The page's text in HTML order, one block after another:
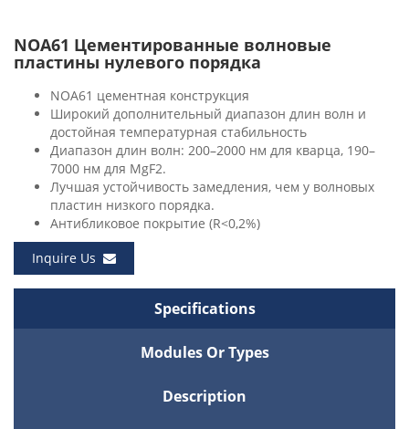
NOA61 Цементированные волновые
пластины нулевого порядка
NOA61 цементная конструкция
Широкий дополнительный диапазон длин волн и
достойная температурная стабильность
Диапазон длин волн: 200–2000 нм для кварца, 190–
7000 нм для MgF2.
Лучшая устойчивость замедления, чем у волновых
пластин низкого порядка.
Антибликовое покрытие (R<0,2%)
Inquire Us
Specifications
Modules Or Types
Description